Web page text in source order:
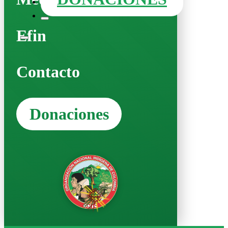
Efin
Contacto
Donaciones